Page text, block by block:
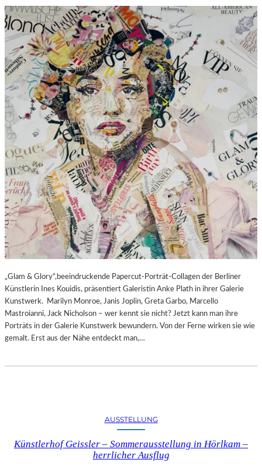
„Glam & Glory“,beeindruckende Papercut-Porträt-Collagen der Berliner
Künstlerin Ines Kouidis, präsentiert Galeristin Anke Plath in ihrer Galerie
Kunstwerk. Marilyn Monroe, Janis Joplin, Greta Garbo, Marcello
Mastroianni, Jack Nicholson – wer kennt sie nicht? Jetzt kann man ihre
Porträts in der Galerie Kunstwerk bewundern. Von der Ferne wirken sie wie
gemalt. Erst aus der Nähe entdeckt man,…
AUSSTELLUNG
Künstlerhof Geissler – Sommerausstellung in Hörlkam –
herrlicher Ausflug